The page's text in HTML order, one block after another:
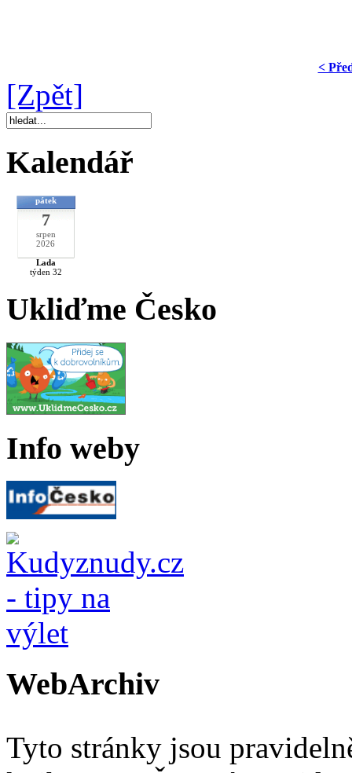
<
[Zpět]
Kalendář
pátek
7
srpen
2026
Lada
týden 32
Ukliďme Česko
Info weby
WebArchiv
Tyto stránky jsou